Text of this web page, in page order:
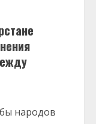
народов